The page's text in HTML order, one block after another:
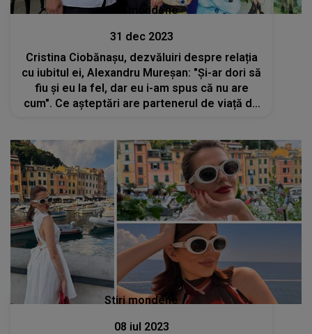
Stiri mondene
31 dec 2023
Cristina Ciobănașu, dezvăluiri despre relația
cu iubitul ei, Alexandru Mureșan: "Și-ar dori să
fiu și eu la fel, dar eu i-am spus că nu are
cum". Ce așteptări are partenerul de viață de
Stiri mondene
08 iul 2023